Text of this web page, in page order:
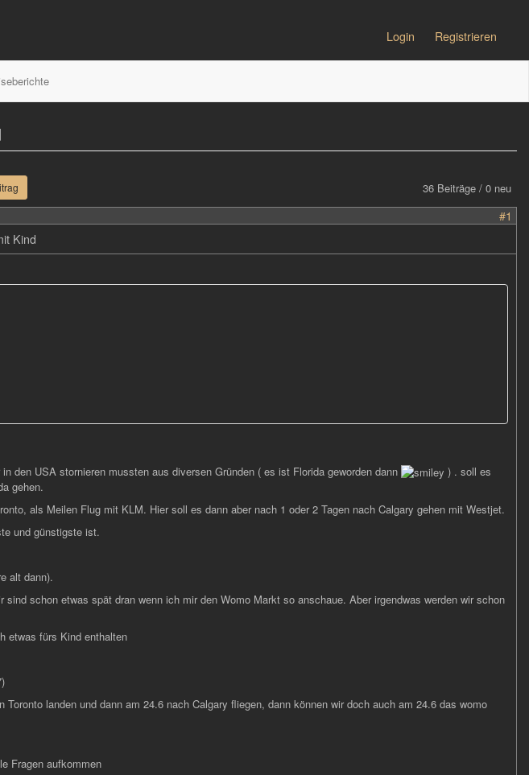
Login Registrieren
36 Beiträge / 0 neu
#1
Kind
den USA stornieren mussten aus diversen Gründen ( es ist Florida geworden dann
) . soll es
gehen.
als Meilen Flug mit KLM. Hier soll es dann aber nach 1 oder 2 Tagen nach Calgary gehen mit Westjet.
und günstigste ist.
alt dann).
schon etwas spät dran wenn ich mir den Womo Markt so anschaue. Aber irgendwas werden wir schon
etwas fürs Kind enthalten
landen und dann am 24.6 nach Calgary fliegen, dann können wir doch auch am 24.6 das womo
Fragen aufkommen